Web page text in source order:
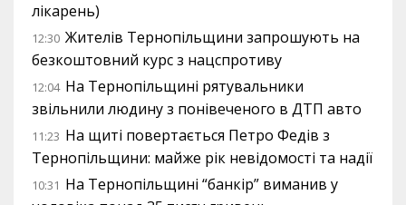
лікарень)
12:30 Жителів Тернопільщини запрошують на
безкоштовний курс з нацспротиву
12:04 На Тернопільщині рятувальники
звільнили людину з понівеченого в ДТП авто
11:23 На щиті повертається Петро Федів з
Тернопільщини: майже рік невідомості та надії
10:31 На Тернопільщині “банкір” виманив у